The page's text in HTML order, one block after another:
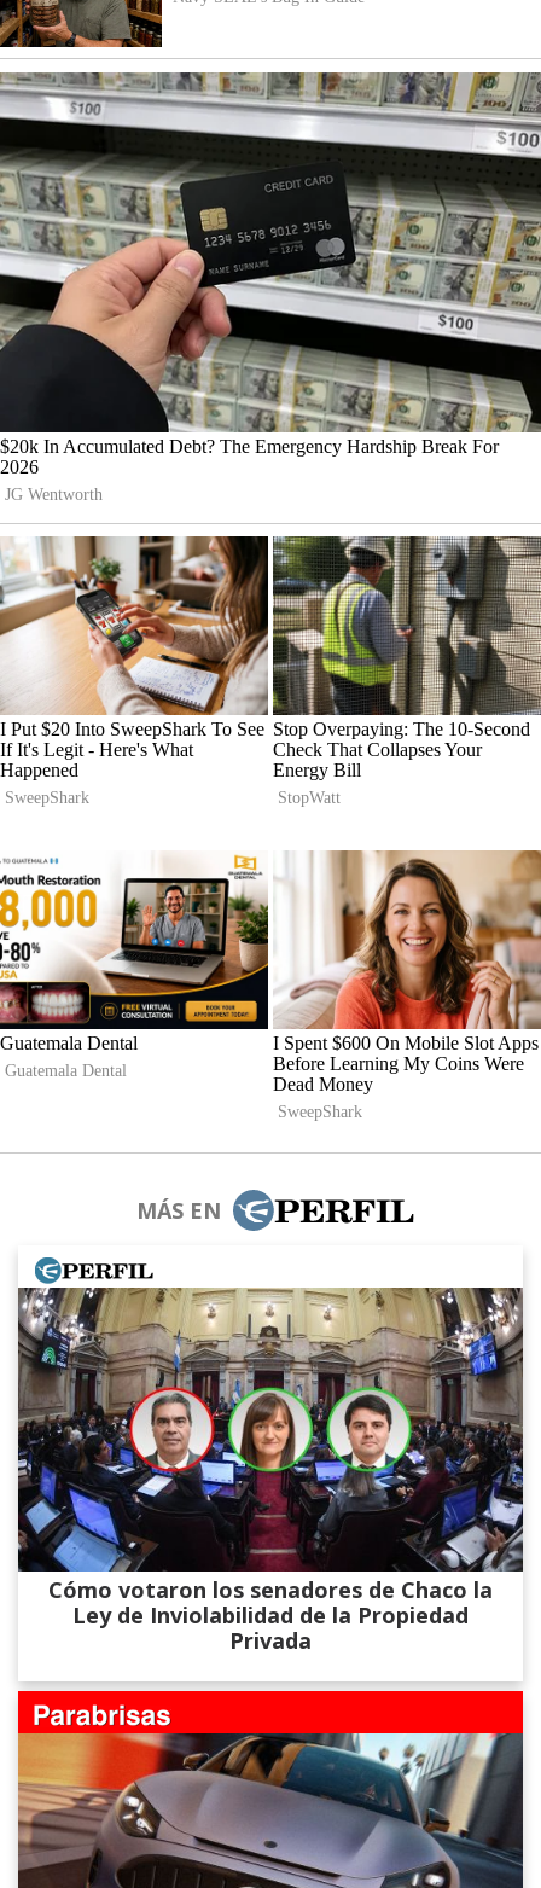
MÁS EN
Cómo votaron los senadores de Chaco la
Ley de Inviolabilidad de la Propiedad
Privada